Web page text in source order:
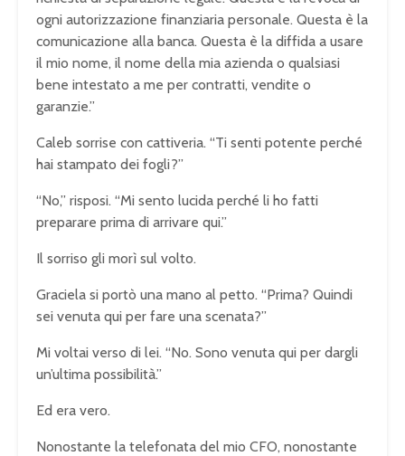
ogni autorizzazione finanziaria personale. Questa è la
comunicazione alla banca. Questa è la diffida a usare
il mio nome, il nome della mia azienda o qualsiasi
bene intestato a me per contratti, vendite o
garanzie.”
Caleb sorrise con cattiveria. “Ti senti potente perché
hai stampato dei fogli?”
“No,” risposi. “Mi sento lucida perché li ho fatti
preparare prima di arrivare qui.”
Il sorriso gli morì sul volto.
Graciela si portò una mano al petto. “Prima? Quindi
sei venuta qui per fare una scenata?”
Mi voltai verso di lei. “No. Sono venuta qui per dargli
un’ultima possibilità.”
Ed era vero.
Nonostante la telefonata del mio CFO, nonostante